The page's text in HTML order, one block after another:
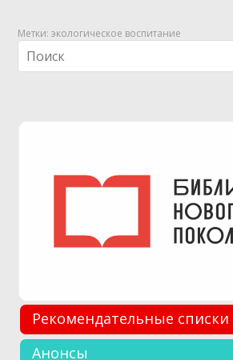
Метки:экологическое воспитание
Рекомендательные списки
Анонсы